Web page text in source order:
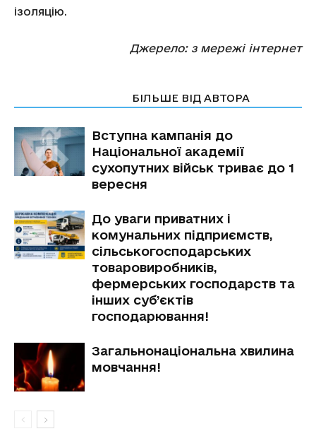
ізоляцію.
Джерело: з мережі інтернет
БІЛЬШЕ ВІД АВТОРА
Вступна кампанія до
Національної академії
сухопутних військ триває до 1
вересня
До уваги приватних і
комунальних підприємств,
сільськогосподарських
товаровиробників,
фермерських господарств та
інших суб’єктів
господарювання!
Загальнонаціональна хвилина
мовчання!